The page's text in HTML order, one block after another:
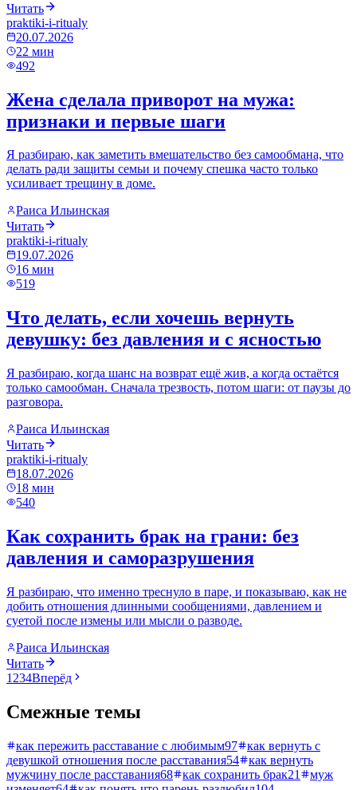
Читать
praktiki-i-ritualy
20.07.2026
22 мин
492
Жена сделала приворот на мужа:
признаки и первые шаги
Я разбираю, как заметить вмешательство без самообмана, что
делать ради защиты семьи и почему спешка часто только
усиливает трещину в доме.
Раиса Ильинская
Читать
praktiki-i-ritualy
19.07.2026
16 мин
519
Что делать, если хочешь вернуть
девушку: без давления и с ясностью
Я разбираю, когда шанс на возврат ещё жив, а когда остаётся
только самообман. Сначала трезвость, потом шаги: от паузы до
разговора.
Раиса Ильинская
Читать
praktiki-i-ritualy
18.07.2026
18 мин
540
Как сохранить брак на грани: без
давления и саморазрушения
Я разбираю, что именно треснуло в паре, и показываю, как не
добить отношения длинными сообщениями, давлением и
суетой после измены или мысли о разводе.
Раиса Ильинская
Читать
1 234Вперёд
Смежные темы
как пережить расставание с любимым97
как вернуть с
девушкой отношения после расставания54
как вернуть
мужчину после расставания68 как сохранить брак21
муж